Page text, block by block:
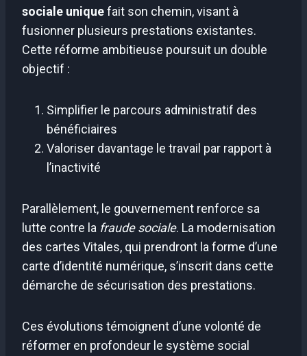
sociale uniquefait son chemin, visant à
fusionner plusieurs prestations existantes.
Cette réforme ambitieuse poursuit un double
objectif :
Simplifier le parcours administratif des
bénéficiaires
Valoriser davantage le travail par rapport à
l’inactivité
Parallèlement, le gouvernement renforce sa
lutte contre la fraude sociale. La modernisation
des cartes Vitales, qui prendront la forme d’une
carte d’identité numérique, s’inscrit dans cette
démarche de sécurisation des prestations.
Ces évolutions témoignent d’une volonté de
réformer en profondeur le système social